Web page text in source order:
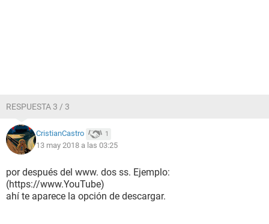
RESPUESTA 3 / 3
CristianCastro 1
13 may 2018 a las 03:25
por después del www. dos ss. Ejemplo:
(https://www.YouTube)
ahí te aparece la opción de descargar.